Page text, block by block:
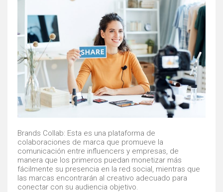
Brands Collab: Esta es una plataforma de
colaboraciones de marca que promueve la
comunicación entre influencers y empresas, de
manera que los primeros puedan monetizar más
fácilmente su presencia en la red social, mientras que
las marcas encontrarán al creativo adecuado para
conectar con su audiencia objetivo.